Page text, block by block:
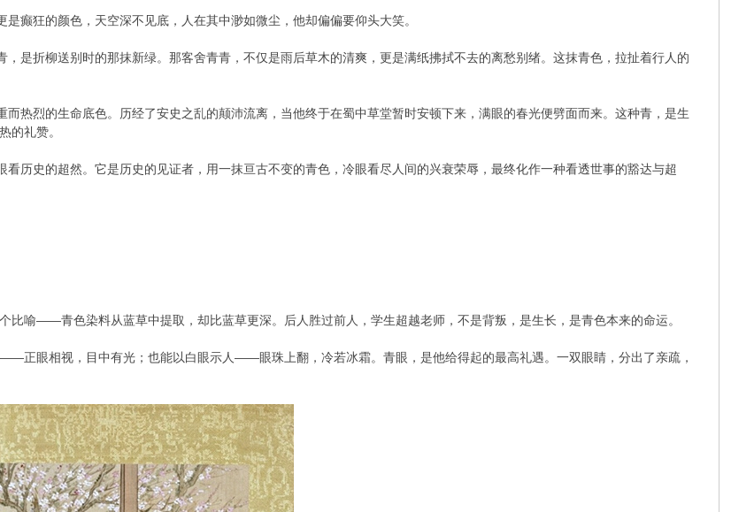
癫狂的颜色，天空深不见底，人在其中渺如微尘，他却偏偏要仰头大笑。
是折柳送别时的那抹新绿。那客舍青青，不仅是雨后草木的清爽，更是满纸拂拭不去的离愁别绪。这抹青色，拉扯着行人的
热烈的生命底色。历经了安史之乱的颠沛流离，当他终于在蜀中草堂暂时安顿下来，满眼的春光便劈面而来。这种青，是生
的礼赞。
历史的超然。它是历史的见证者，用一抹亘古不变的青色，冷眼看尽人间的兴衰荣辱，最终化作一种看透世事的豁达与超
比喻——青色染料从蓝草中提取，却比蓝草更深。后人胜过前人，学生超越老师，不是背叛，是生长，是青色本来的命运。
正眼相视，目中有光；也能以白眼示人——眼珠上翻，冷若冰霜。青眼，是他给得起的最高礼遇。一双眼睛，分出了亲疏，